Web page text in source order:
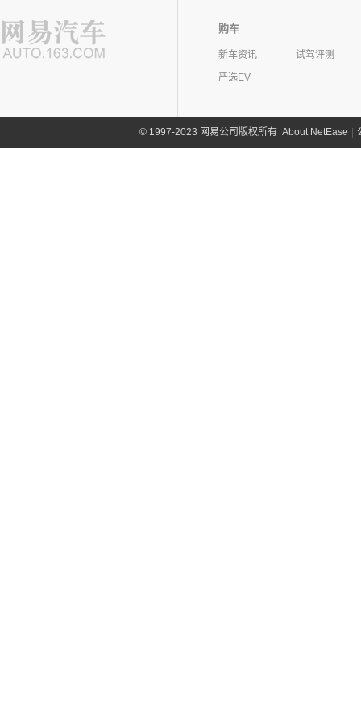
购车
新车资讯
试驾评测
严选EV
©1997-2023 网易公司版权所有 About NetEase